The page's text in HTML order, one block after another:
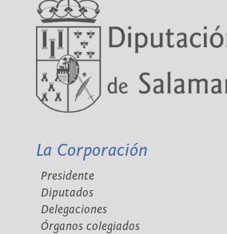
La Corporación
Presidente
Diputados
Delegaciones
Órganos colegiados